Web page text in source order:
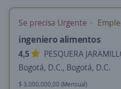
Se precisa Urgente
ingeniero alimentos
4,5
PESQUERA
Bogotá, D.C., Bogotá, D.C.
$ 3.000.000,00 (Mensual)